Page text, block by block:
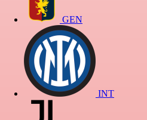
GEN
INT